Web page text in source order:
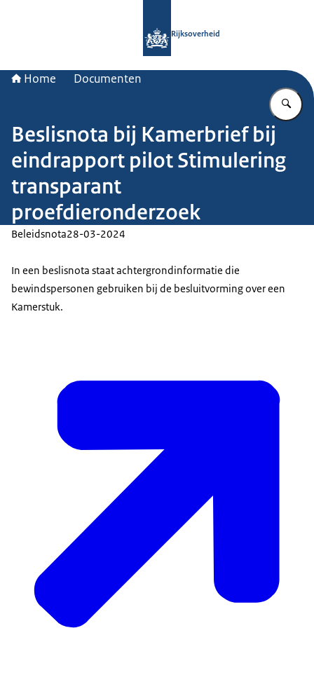
Rijksoverheid
Home Documenten
Beslisnota bij Kamerbrief bij
eindrapport pilot Stimulering
transparant
proefdieronderzoek
Beleidsnota28-03-2024
In een beslisnota staat achtergrondinformatie die
bewindspersonen gebruiken bij de besluitvorming over een
Kamerstuk.